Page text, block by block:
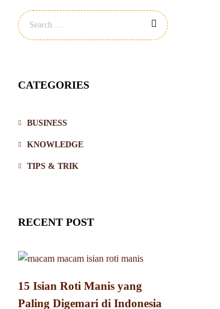
CATEGORIES
BUSINESS
KNOWLEDGE
TIPS & TRIK
RECENT POST
15 Isian Roti Manis yang
Paling Digemari di Indonesia